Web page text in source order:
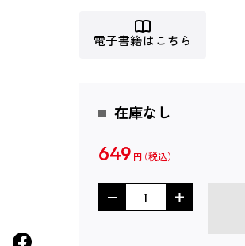
電子書籍はこちら
在庫なし
649 円